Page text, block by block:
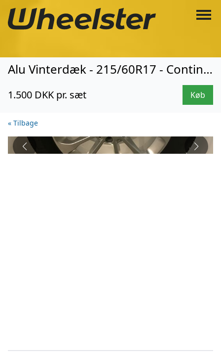
Alu Vinterdæk - 215/60R17 - Continental (0049)
1.500 DKK pr. sæt Køb
« Tilbage